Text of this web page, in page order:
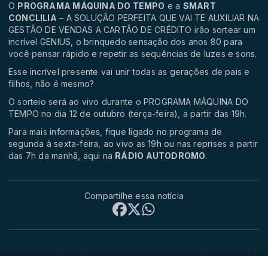
O PROGRAMA MÁQUINA DO TEMPO e a SMART
CONCLILIA – A SOLUÇÃO PERFEITA QUE VAI TE AUXILIAR NA
GESTÃO DE VENDAS A CARTÃO DE CRÉDITO irão sortear um
incrível GENIUS, o brinquedo sensação dos anos 80 para
você pensar rápido e repetir as sequências de luzes e sons.
Esse incrível presente vai unir todas as gerações de pais e
filhos, não é mesmo?
O sorteio será ao vivo durante o PROGRAMA MÁQUINA DO
TEMPO no dia 12 de outubro (terça-feira), a partir das 19h.
Para mais informações, fique ligado no programa de
segunda à sexta-feira, ao vivo as 19h ou nas reprises a partir
das 7h da manhã, aqui na RÁDIO AUTODROMO.
Compartilhe essa notícia